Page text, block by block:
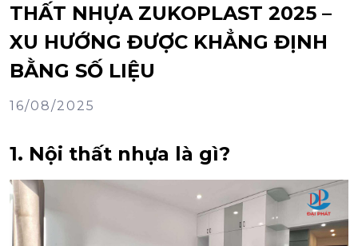
THẤT NHỰA ZUKOPLAST 2025 –
XU HƯỚNG ĐƯỢC KHẲNG ĐỊNH
BẰNG SỐ LIỆU
16/08/2025
1. Nội thất nhựa là gì?